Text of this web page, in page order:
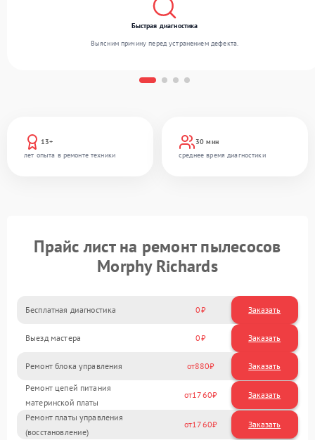
13+
лет опыта в ремонте техники
30 мин
среднее время диагностики
Быстрая диагностика
Выясним причину перед устранением дефекта.
Прайс лист на ремонт пылесосов
Morphy Richards
Бесплатная диагностика 0 Заказать
Выезд мастера 0 Заказать
Ремонт блока управления 880
Ремонт цепей питания
материнской платы
1760
Ремонт платы управления
(восстановление)
1760